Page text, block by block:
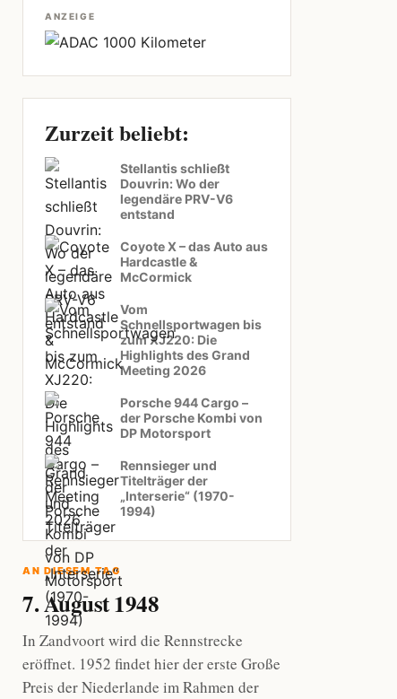
ANZEIGE
Zurzeit beliebt:
Stellantis schließt
Douvrin: Wo der
legendäre PRV-V6
entstand
Coyote X – das Auto aus
Hardcastle &
McCormick
Vom
Schnellsportwagen bis
zum XJ220: Die
Highlights des Grand
Meeting 2026
Porsche 944 Cargo –
der Porsche Kombi von
DP Motorsport
Rennsieger und
Titelträger der
„Interserie“ (1970-
1994)
AN DIESEM TAG
7. August 1948
In Zandvoort wird die Rennstrecke
eröffnet. 1952 findet hier der erste Große
Preis der Niederlande im Rahmen der